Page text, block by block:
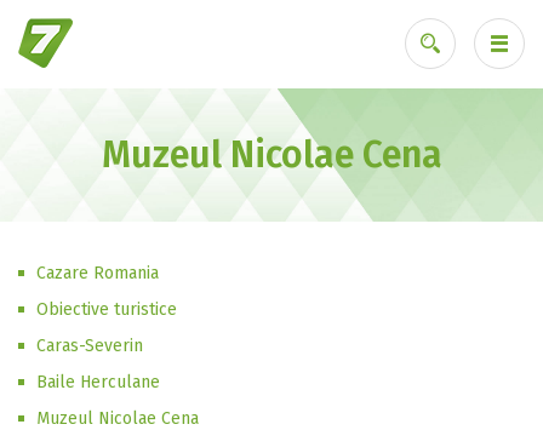
Ai uitat parola?
Muzeul Nicolae Cena
Cazare Romania
Obiective turistice
Caras-Severin
Baile Herculane
Muzeul Nicolae Cena